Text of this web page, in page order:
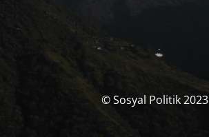
© Sosyal Politik 2023